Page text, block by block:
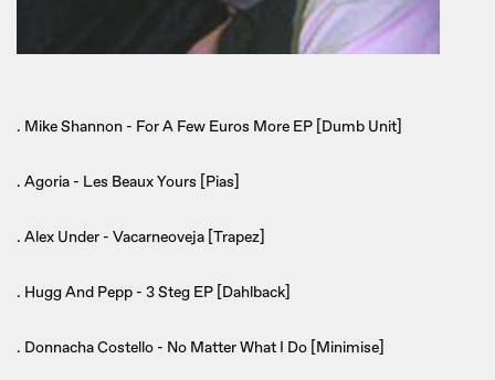
. Mike Shannon - For A Few Euros More EP [Dumb Unit]
. Agoria - Les Beaux Yours [Pias]
. Alex Under - Vacarneoveja [Trapez]
. Hugg And Pepp - 3 Steg EP [Dahlback]
. Donnacha Costello - No Matter What I Do [Minimise]